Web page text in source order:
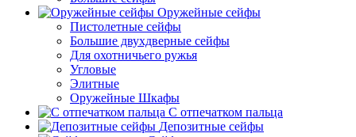
Оружейные сейфы
Пистолетные сейфы
Большие двухдверные сейфы
Для охотничьего ружья
Угловые
Элитные
Оружейные Шкафы
С отпечатком пальца
Депозитные сейфы